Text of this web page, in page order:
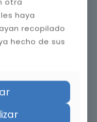
haya
recopilado
hecho de sus